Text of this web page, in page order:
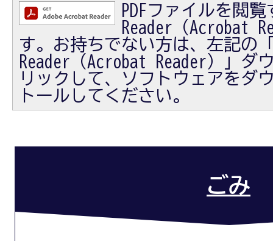
PDFファイルを閲
Reader（Acrobat
す。お持ちでない方は、左記の
Reader（Acrobat Reader）」ダ
リックして、ソフトウェアをダ
トールしてください。
ごみ